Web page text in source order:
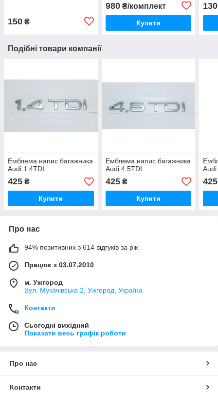
150 ₴
980₴/комплект
Купити
130
Подібні товари компанії
Емблема напис багажника
Audi 1.4TDI
425 ₴
Купити
Емблема напис багажника
Audi 4.5TDI
425₴
Купити
425
Про нас
94% позитивних з 614 відгуків за рік
Працює з 03.07.2010
м. Ужгород
Вул. Мукачівська 2, Ужгород, Україна
Контакти
Сьогодні вихідний
Показати весь графік роботи
Про нас
Контакти